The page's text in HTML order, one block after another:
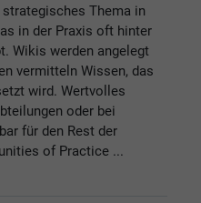
Thema in
in der Praxis oft hinter
Wikis werden angelegt
vermitteln Wissen, das
wird. Wertvolles
oder bei
für den Rest der
of Practice ...